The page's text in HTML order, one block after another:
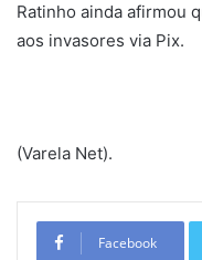
Ratinho ainda afirmou
aos invasores via Pix.
(Varela Net).
Facebook